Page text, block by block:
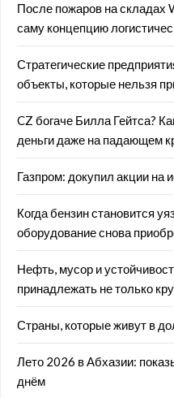
После пожаров на складах
саму концепцию
Стратегические
объекты, которые нельзя
CZ богаче Билла Гейтса?
деньги даже на падающем
Газпром: докупил акции на
Когда бензин становится
оборудование снова
Нефть, мусор и
принадлежать не только
Страны, которые живут в
Лето 2026 в Абхазии:
днём